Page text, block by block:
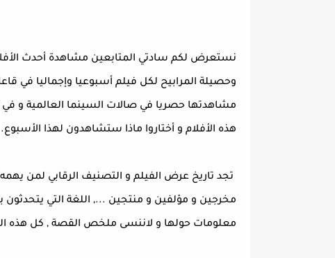
نستعرض لكم سادتي المتابعين مشاهدة أحدث
وحصيلة المرابيح لكل فيلم أسبوعيا وإجماليا في
مشاهدتها حصريا في صالات السينما العالمية و في
هذه الأفلام و أختاروا ماذا ستشاهدون لهذا الأسبوع.
تجد تاريخ عرض الفيلم و التصنيف الرقابي لمن
مخرجين و مؤلفين و منتجين ..., اللغة التي يتحدثون
معلومات حولها و لاننسى ملخص القصة , كل هذه